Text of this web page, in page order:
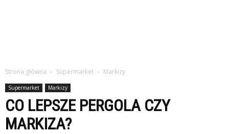
Strona główna Supermarket Markizy
Supermarket Markizy
CO LEPSZE PERGOLA CZY
MARKIZA?